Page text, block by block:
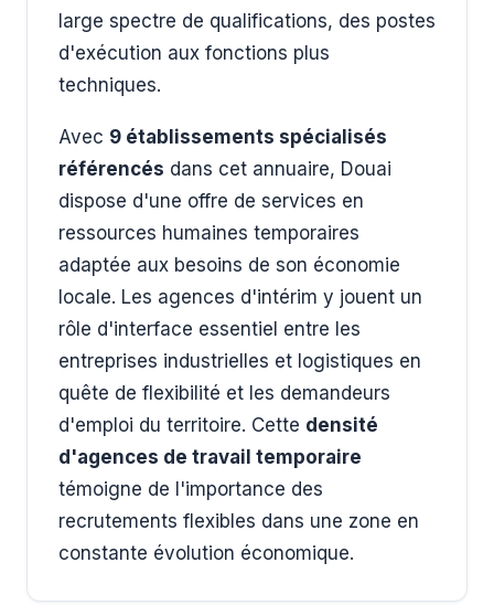
large spectre de qualifications, des postes
d'exécution aux fonctions plus
techniques.
Avec 9 établissements spécialisés
référencés dans cet annuaire, Douai
dispose d'une offre de services en
ressources humaines temporaires
adaptée aux besoins de son économie
locale. Les agences d'intérim y jouent un
rôle d'interface essentiel entre les
entreprises industrielles et logistiques en
quête de flexibilité et les demandeurs
d'emploi du territoire. Cette densité
d'agences de travail temporaire
témoigne de l'importance des
recrutements flexibles dans une zone en
constante évolution économique.